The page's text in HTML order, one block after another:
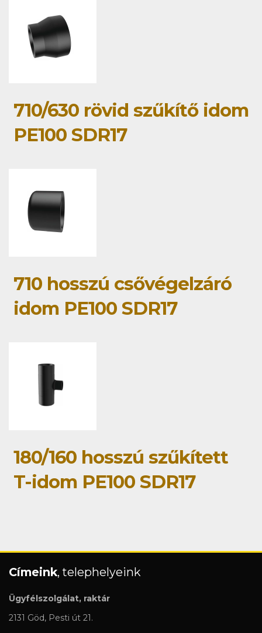
710/630 rövid szűkítő idom
PE100 SDR17
710 hosszú csővégelzáró
idom PE100 SDR17
180/160 hosszú szűkített
T-idom PE100 SDR17
Címeink, telephelyeink
Ügyfélszolgálat, raktár
2131 Göd, Pesti út 21.